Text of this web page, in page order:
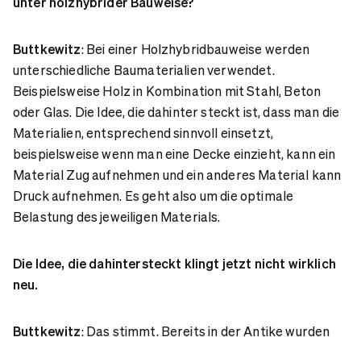
Buttkewitz: Bei einer Holzhybridbauweise werden
unterschiedliche Baumaterialien verwendet.
Beispielsweise Holz in Kombination mit Stahl, Beton
oder Glas. Die Idee, die dahinter steckt ist, dass man die
Materialien, entsprechend sinnvoll einsetzt,
beispielsweise wenn man eine Decke einzieht, kann ein
Material Zug aufnehmen und ein anderes Material kann
Druck aufnehmen. Es geht also um die optimale
Belastung des jeweiligen Materials.
Die Idee, die dahintersteckt klingt jetzt nicht wirklich
neu.
Buttkewitz: Das stimmt. Bereits in der Antike wurden